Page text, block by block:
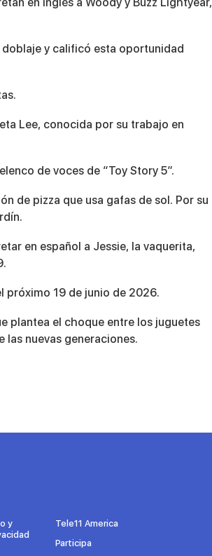
y calificó esta oportunidad
Lee, conocida por su trabajo en
de voces de “Toy Story 5”.
de pizza que usa gafas de sol. Por su
en español a Jessie, la vaquerita,
próximo 19 de junio de 2026.
plantea el choque entre los juguetes
nuevas generaciones.
y
Tele11 America
Participa